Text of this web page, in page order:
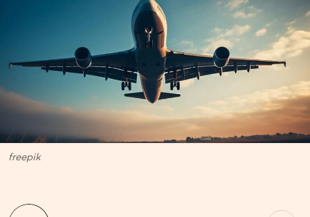
freepik